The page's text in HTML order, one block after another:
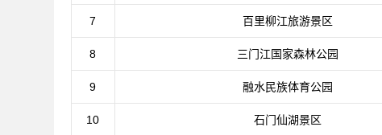
7 百里柳江旅游景区
8 三门江国家森林公园
9 融水民族体育公园
10 石门仙湖景区